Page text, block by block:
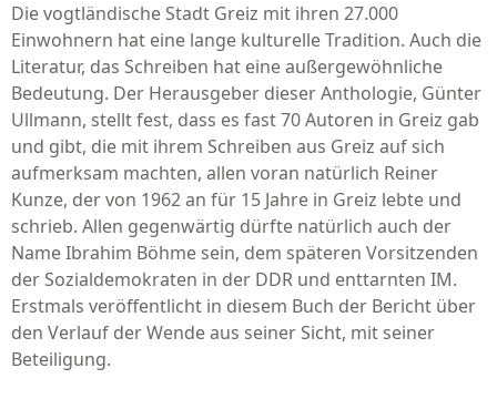
Die vogtländische Stadt Greiz mit ihren 27.000
Einwohnern hat eine lange kulturelle Tradition. Auch die
Literatur, das Schreiben hat eine außergewöhnliche
Bedeutung. Der Herausgeber dieser Anthologie, Günter
Ullmann, stellt fest, dass es fast 70 Autoren in Greiz gab
und gibt, die mit ihrem Schreiben aus Greiz auf sich
aufmerksam machten, allen voran natürlich Reiner
Kunze, der von 1962 an für 15 Jahre in Greiz lebte und
schrieb. Allen gegenwärtig dürfte natürlich auch der
Name Ibrahim Böhme sein, dem späteren Vorsitzenden
der Sozialdemokraten in der DDR und enttarnten IM.
Erstmals veröffentlicht in diesem Buch der Bericht über
den Verlauf der Wende aus seiner Sicht, mit seiner
Beteiligung.